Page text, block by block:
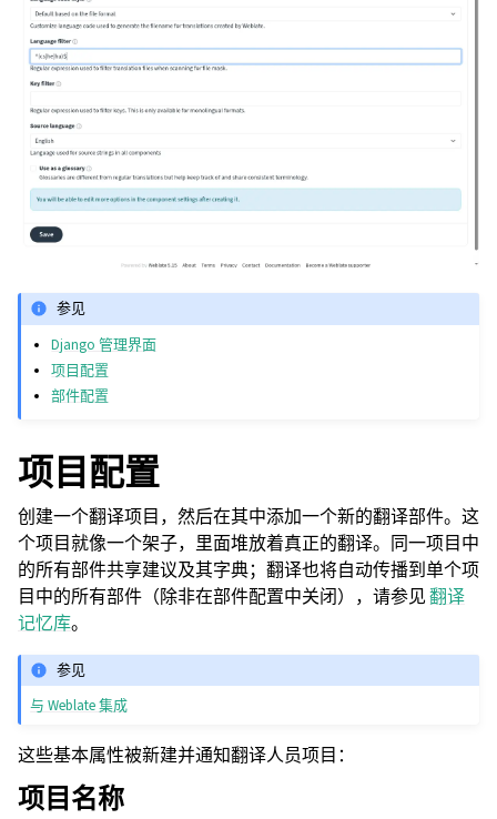
参见
Django 管理界面
项目配置
部件配置
项目配置
创建一个翻译项目，然后在其中添加一个新的翻译部件。这
个项目就像一个架子，里面堆放着真正的翻译。同一项目中
的所有部件共享建议及其字典；翻译也将自动传播到单个项
目中的所有部件（除非在部件配置中关闭），请参见翻译
记忆库。
参见
与 Weblate 集成
这些基本属性被新建并通知翻译人员项目：
项目名称